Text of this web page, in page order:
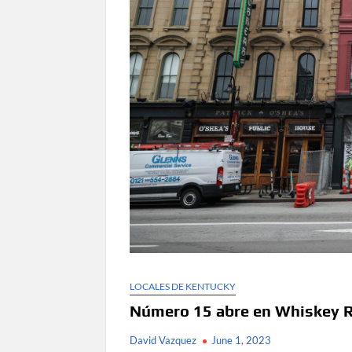
LOCALES DE KENTUCKY
Número 15 abre en Whiskey
David Vazquez June 1, 2023